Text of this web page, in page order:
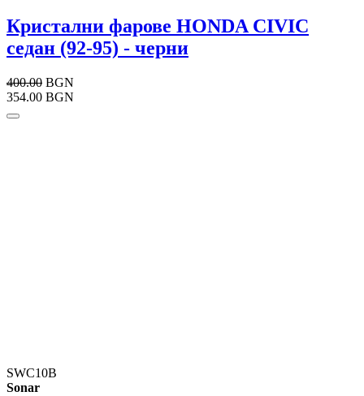
Кристални фарове HONDA CIVIC
седан (92-95) - черни
400.00 BGN
354.00 BGN
SWC10B
Sonar